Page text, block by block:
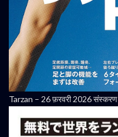
Tarzan – 26 फ़रवरी 2026 संस्करण